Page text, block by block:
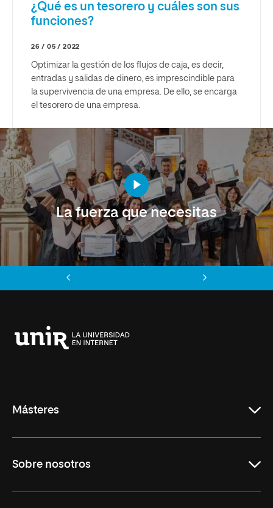
¿Qué es un tesorero y cuáles son sus
funciones?
26 / 05 / 2022
Optimizar la gestión de los flujos de caja, es decir,
entradas y salidas de dinero, es imprescindible para
la supervivencia de una empresa. De ello, se encarga
el tesorero de una empresa.
La fuerza que necesitas
Másteres
Derecho
Sobre nosotros